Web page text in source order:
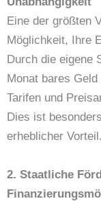
Eine der größten
Möglichkeit, Ihre
Durch die eigene
Monat bares
Tarifen und
Dies ist
erheblicher Vorteil.
2. Staatliche